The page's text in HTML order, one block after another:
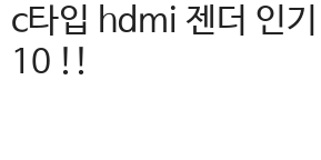
c타입 hdmi 젠더 인
10 !!